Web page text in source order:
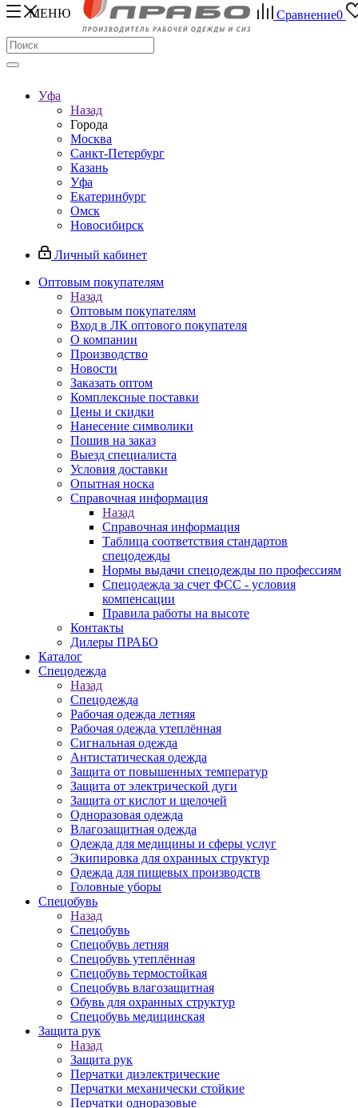
МЕНЮ Сравнение0
Уфа
Назад
Города
Москва
Санкт-Петербург
Казань
Уфа
Екатеринбург
Омск
Новосибирск
Личный кабинет
Оптовым покупателям
Назад
Оптовым покупателям
Вход в ЛК оптового покупателя
О компании
Производство
Новости
Заказать оптом
Комплексные поставки
Цены и скидки
Нанесение символики
Пошив на заказ
Выезд специалиста
Условия доставки
Опытная носка
Справочная информация
Назад
Справочная информация
Таблица соответствия стандартов
спецодежды
Нормы выдачи спецодежды по профессиям
Спецодежда за счет ФСС - условия
компенсации
Правила работы на высоте
Контакты
Дилеры ПРАБО
Каталог
Спецодежда
Назад
Спецодежда
Рабочая одежда летняя
Рабочая одежда утеплённая
Сигнальная одежда
Антистатическая одежда
Защита от повышенных температур
Защита от электрической дуги
Защита от кислот и щелочей
Одноразовая одежда
Влагозащитная одежда
Одежда для медицины и сферы услуг
Экипировка для охранных структур
Одежда для пищевых производств
Головные уборы
Спецобувь
Назад
Спецобувь
Спецобувь летняя
Спецобувь утеплённая
Спецобувь термостойкая
Спецобувь влагозащитная
Обувь для охранных структур
Спецобувь медицинская
Защита рук
Назад
Защита рук
Перчатки диэлектрические
Перчатки механически стойкие
Перчатки одноразовые